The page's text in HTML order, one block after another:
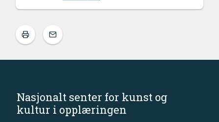
Nasjonalt senter for kunst og
kultur i opplæringen